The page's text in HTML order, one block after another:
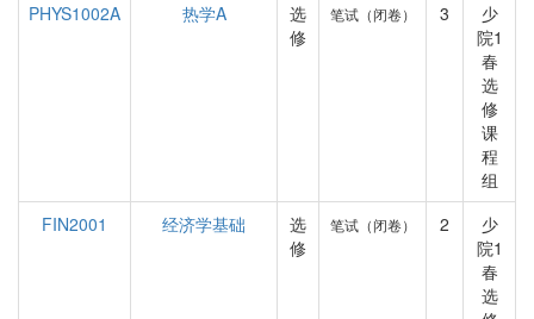
PHYS1002A
热学A
选
修
笔试（闭卷） 3
少
院1
春
选
修
课
程
组
FIN2001
经济学基础
选
修
笔试（闭卷） 2
少
院1
春
选